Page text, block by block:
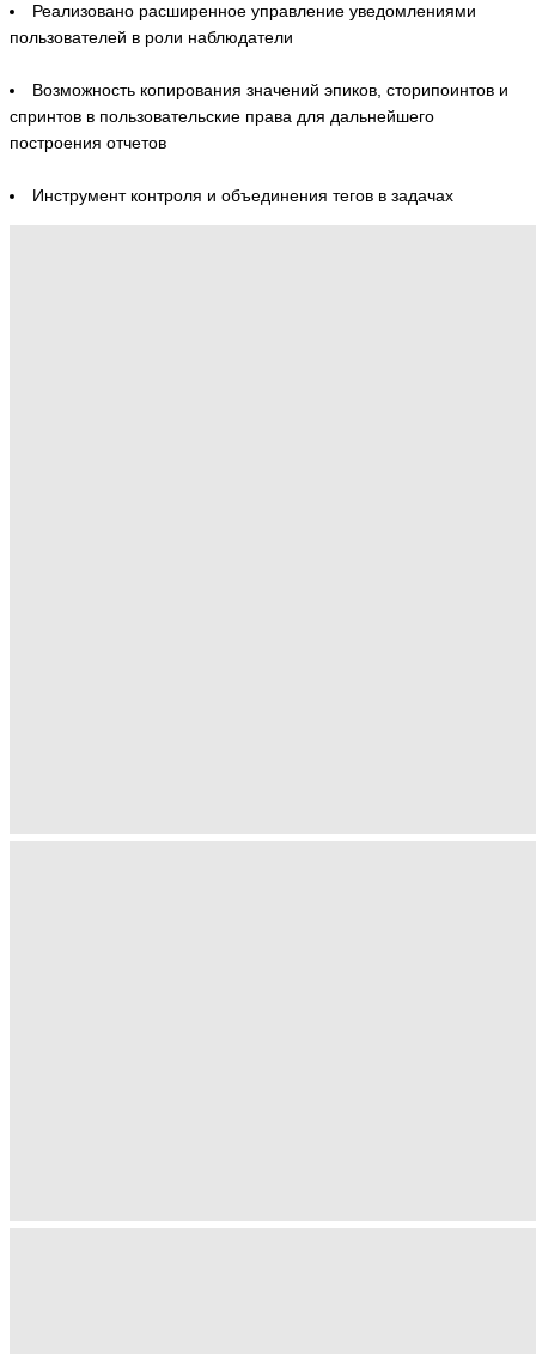
Реализовано расширенное управление уведомлениями
пользователей в роли наблюдатели
Возможность копирования значений эпиков, сторипоинтов и
спринтов в пользовательские права для дальнейшего
построения отчетов
Инструмент контроля и объединения тегов в задачах